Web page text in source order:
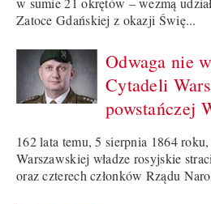
Zatoce Gdańskiej z okazji Świę...
Odwaga nie
Cytadeli
powstańczej
162 lata temu, 5 sierpnia 1864
Warszawskiej władze rosyjskie
oraz czterech członków Rządu